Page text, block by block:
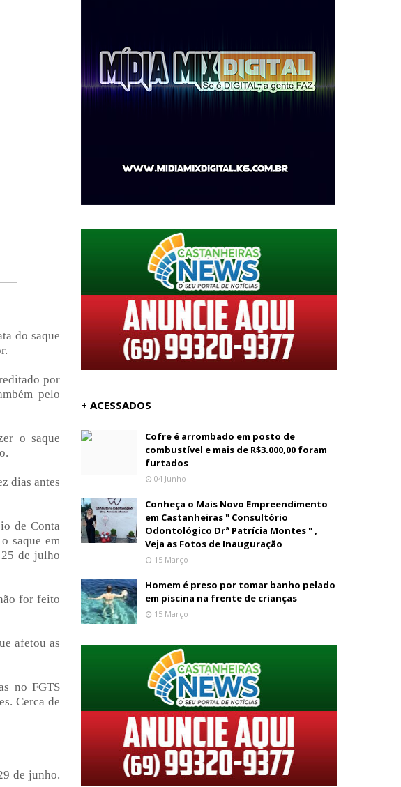
do saque
por
pelo
o saque
dias antes
de Conta
saque em
de julho
for feito
afetou as
no FGTS
Cerca de
de junho.
+ ACESSADOS
Cofre é arrombado em posto de
combustível e mais de R$3.000,00 foram
furtados
04 Junho
Conheça o Mais Novo Empreendimento
em Castanheiras " Consultório
Odontológico Drª Patrícia Montes " ,
Veja as Fotos de Inauguração
15 Março
Homem é preso por tomar banho pelado
em piscina na frente de crianças
15 Março